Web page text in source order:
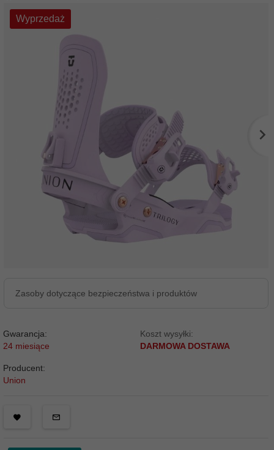
Wyprzedaż
Zasoby dotyczące bezpieczeństwa i produktów
Gwarancja:
24 miesiące
Koszt wysyłki:
DARMOWA DOSTAWA
Producent:
Union